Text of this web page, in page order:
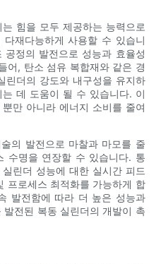
힘을 모두 제공하는 능력으로
재다능하게 사용할 수 있습니
정의 발전으로 성능과 효율성
어, 탄소 섬유 복합재와 같은 경
린더의 강도와 내구성을 유지하
데 도움이 될 수 있습니다. 이
만 아니라 에너지 소비를 줄여
의 발전으로 마찰과 마모를 줄
수명을 연장할 수 있습니다. 통
린더 성능에 대한 실시간 피드
프로세스 최적화를 가능하게 합
발전함에 따라 더 높은 성능과
전된 복동 실린더의 개발이 촉